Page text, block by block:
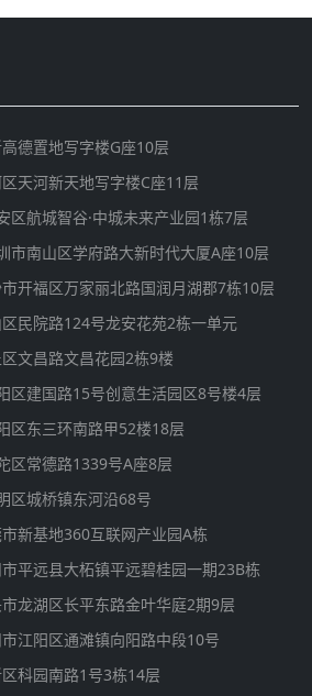
德置地写字楼G座10层
天河新天地写字楼C座11层
区航城智谷·中城未来产业园1栋7层
市南山区学府路大新时代大厦A座10层
开福区万家丽北路国润月湖郡7栋10层
民院路124号龙安花苑2栋一单元
文昌路文昌花园2栋9楼
区建国路15号创意生活园区8号楼4层
区东三环南路甲52楼18层
区常德路1339号A座8层
区城桥镇东河沿68号
新基地360互联网产业园A栋
平远县大柘镇平远碧桂园一期23B栋
龙湖区长平东路金叶华庭2期9层
江阳区通滩镇向阳路中段10号
科园南路1号3栋14层